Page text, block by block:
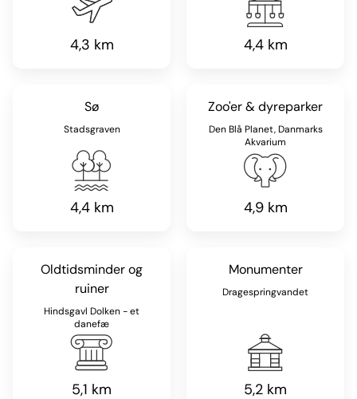
4,3 km 4,4 km
Sø
Stadsgraven
4,4 km
Zoo'er & dyreparker
Den Blå Planet, Danmarks
Akvarium
4,9 km
Oldtidsminder og
ruiner
Hindsgavl Dolken - et
danefæ
5,1 km
Monumenter
Dragespringvandet
5,2 km